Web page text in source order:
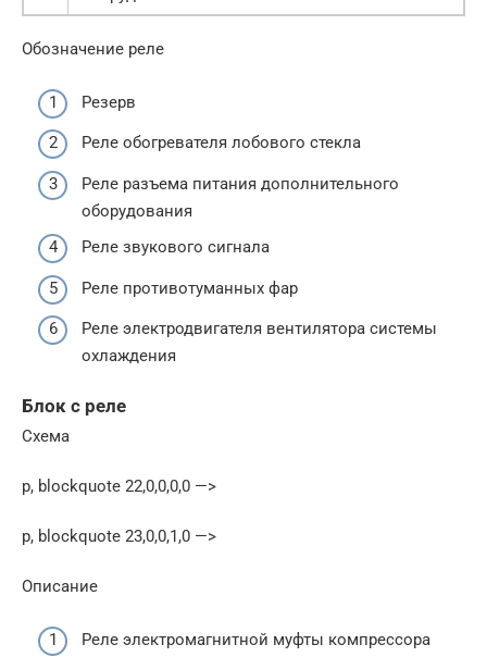
Обозначение реле
Резерв
Реле обогревателя лобового стекла
Реле разъема питания дополнительного
оборудования
Реле звукового сигнала
Реле противотуманных фар
Реле электродвигателя вентилятора системы
охлаждения
Блок с реле
Схема
p, blockquote 22,0,0,0,0 —>
p, blockquote 23,0,0,1,0 —>
Описание
Реле электромагнитной муфты компрессора